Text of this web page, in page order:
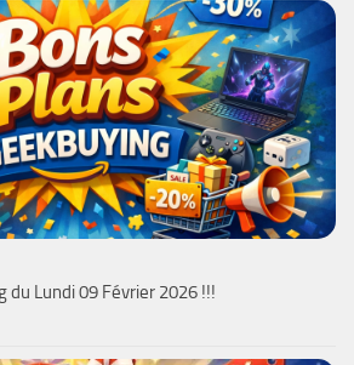
du Lundi 09 Février 2026 !!!